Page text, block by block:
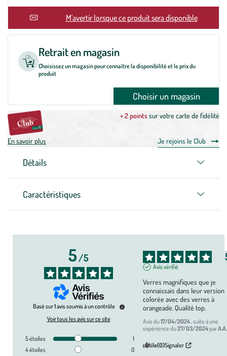
En rupture M'avertir lorsque ce produit sera disponible
Retrait en magasin
Choisissez un magasin pour connaître la disponibilité et le prix du
produit
Choisir un magasin
+ 2 pointssur votre carte de fidélité
En savoir plus Je rejoins le Club
Détails
Caractéristiques
5/5
Basé sur1avis soumis à un contrôle
Voir tous les avis sur ce site
5étoiles
1
4étoiles
0
Avis vérifié
Verres magnifiques que je
connaissais dans leur version
colorée avec des verres à
orangeade. Qualité top.
Avis du17/04/2024, suite à une
expérience du27/03/2024parA.A.
Utile(0)Signaler